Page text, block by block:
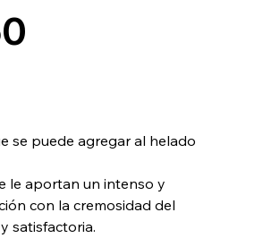
se puede agregar al helado
le aportan un intenso y
con la cremosidad del
satisfactoria.